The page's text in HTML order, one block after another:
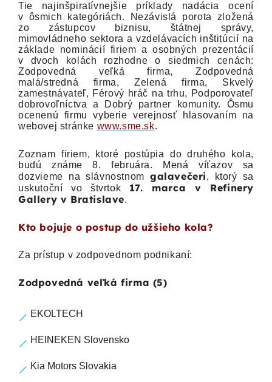
Tie najinšpiratívnejšie príklady nadácia ocení
v ôsmich kategóriách. Nezávislá porota zložená
zo zástupcov biznisu, štátnej sprá­vy,
mimovládneho sektora a vzdelávacích inštitúcií na
základe nominácií firiem a osobných prezentácií
v dvoch kolách rozhodne o siedmich cenách:
Zodpovedná veľká firma, Zodpovedná
malá/stredná firma, Zelená firma, Skvelý
zamestnávateľ, Férový hráč na trhu, Podporovateľ
dobrovoľníctva a Dobrý partner komunity. Ôsmu
ocenenú firmu vyberie verejnosť hlasovaním na
webovej stránke www.sme.sk.
Zoznam firiem, ktoré postúpia do druhého kola,
budú známe 8. februára. Mená víťazov sa
dozvieme na slávnostnom galavečeri, ktorý sa
uskutoční vo štvrtok 17. marca v Refinery
Gallery v Bratislave.
Kto bojuje o postup do užšieho kola?
Za prístup v zodpovednom podnikaní:
Zodpovedná veľká firma (5)
EKOLTECH
HEINEKEN Slovensko
Kia Motors Slovakia